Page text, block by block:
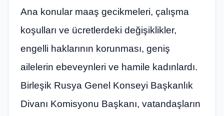
Ana konular maaş gecikmeleri, çalışma
koşulları ve ücretlerdeki değişiklikler,
engelli haklarının korunması, geniş
ailelerin ebeveynleri ve hamile kadınlardı.
Birleşik Rusya Genel Konseyi Başkanlık
Divanı Komisyonu Başkanı, vatandaşların